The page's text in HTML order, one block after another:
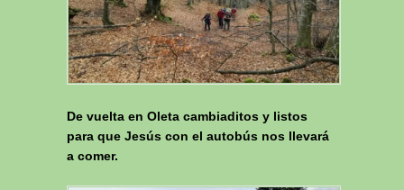
De vuelta en Oleta cambiaditos y listos
para que Jesús con el autobús nos llevará
a comer.